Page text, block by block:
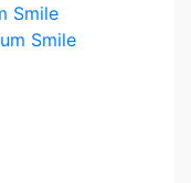
Smile